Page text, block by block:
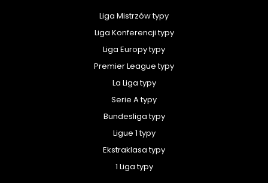
Liga Mistrzów typy
Liga Konferencji typy
Liga Europy typy
Premier League typy
La Liga typy
Serie A typy
Bundesliga typy
Ligue 1 typy
Ekstraklasa typy
1 Liga typy